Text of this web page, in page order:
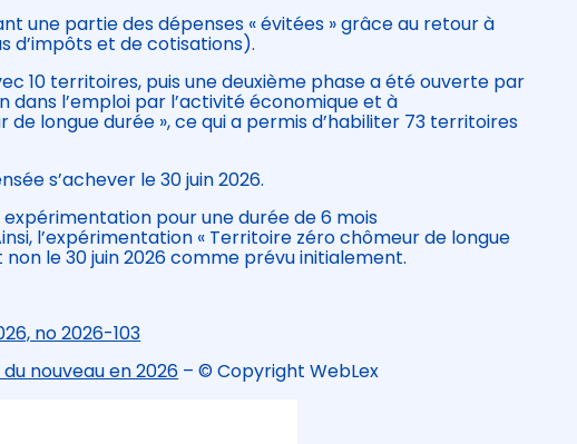
une partie des dépenses « évitées » grâce au retour à
d’impôts et de cotisations).
10 territoires, puis une deuxième phase a été ouverte par
dans l’emploi par l’activité économique et à
longue durée », ce qui a permis d’habiliter 73 territoires
s’achever le 30 juin 2026.
pour une durée de 6 mois
l’expérimentation « Territoire zéro chômeur de longue
le 30 juin 2026 comme prévu initialement.
no 2026-103
nouveau en 2026 – © Copyright WebLex